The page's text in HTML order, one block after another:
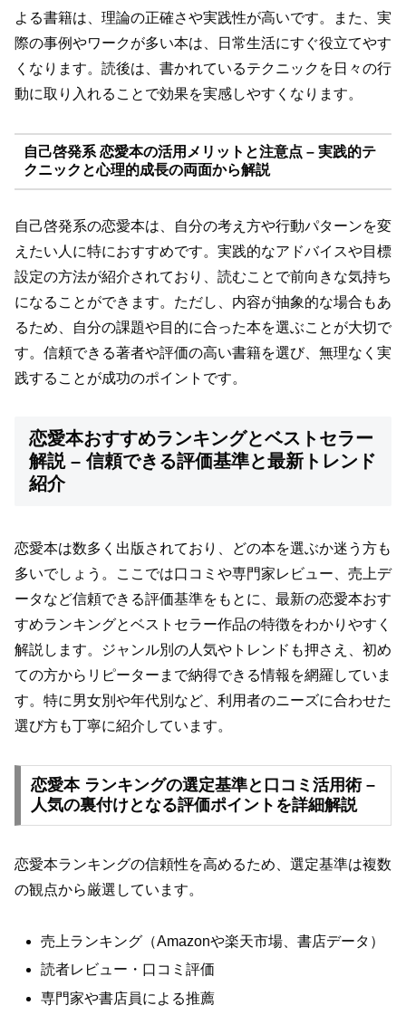
よる書籍は、理論の正確さや実践性が高いです。また、実
際の事例やワークが多い本は、日常生活にすぐ役立てやす
くなります。読後は、書かれているテクニックを日々の行
動に取り入れることで効果を実感しやすくなります。
自己啓発系 恋愛本の活用メリットと注意点 – 実践的テ
クニックと心理的成長の両面から解説
自己啓発系の恋愛本は、自分の考え方や行動パターンを変
えたい人に特におすすめです。実践的なアドバイスや目標
設定の方法が紹介されており、読むことで前向きな気持ち
になることができます。ただし、内容が抽象的な場合もあ
るため、自分の課題や目的に合った本を選ぶことが大切で
す。信頼できる著者や評価の高い書籍を選び、無理なく実
践することが成功のポイントです。
恋愛本おすすめランキングとベストセラー
解説 – 信頼できる評価基準と最新トレンド
紹介
恋愛本は数多く出版されており、どの本を選ぶか迷う方も
多いでしょう。ここでは口コミや専門家レビュー、売上デ
ータなど信頼できる評価基準をもとに、最新の恋愛本おす
すめランキングとベストセラー作品の特徴をわかりやすく
解説します。ジャンル別の人気やトレンドも押さえ、初め
ての方からリピーターまで納得できる情報を網羅していま
す。特に男女別や年代別など、利用者のニーズに合わせた
選び方も丁寧に紹介しています。
恋愛本 ランキングの選定基準と口コミ活用術 –
人気の裏付けとなる評価ポイントを詳細解説
恋愛本ランキングの信頼性を高めるため、選定基準は複数
の観点から厳選しています。
売上ランキング（Amazonや楽天市場、書店データ）
読者レビュー・口コミ評価
専門家や書店員による推薦